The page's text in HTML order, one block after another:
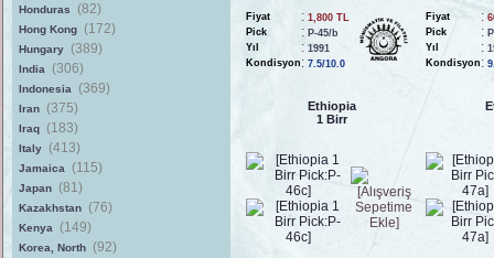
Honduras (82)
Hong Kong (172)
Hungary (389)
India (306)
Indonesia (369)
Iran (375)
Iraq (183)
Italy (413)
Jamaica (115)
Japan (81)
Kazakhstan (76)
Kenya (149)
Korea, North (92)
Fiyat : 1,800 TL
Pick
: P-45/b
Yıl
: 1991
Kondisyon : 7.5/10.0
Fiyat :
Pick
:
Yıl
:
Kondisyon :
Ethiopia
1 Birr